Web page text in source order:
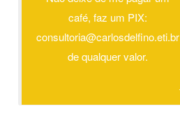
café, faz um PIX:
consultoria@carlosdelfino.eti.br
de qualquer valor.